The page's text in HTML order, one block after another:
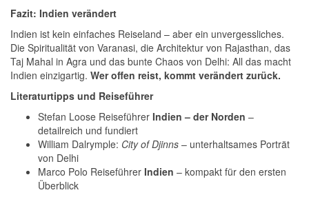
Fazit: Indien verändert
Indien ist kein einfaches Reiseland – aber ein unvergessliches.
Die Spiritualität von Varanasi, die Architektur von Rajasthan, das
Taj Mahal in Agra und das bunte Chaos von Delhi: All das macht
Indien einzigartig. Wer offen reist, kommt verändert zurück.
Literaturtipps und Reiseführer
Stefan Loose Reiseführer Indien – der Norden –
detailreich und fundiert
William Dalrymple: City of Djinns – unterhaltsames Porträt
von Delhi
Marco Polo Reiseführer Indien – kompakt für den ersten
Überblick